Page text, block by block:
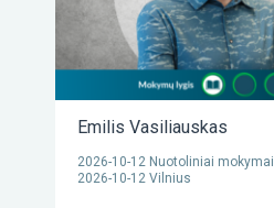
Emilis Vasiliauskas
2026-10-12 Nuotoliniai mokymai
2026-10-12 Vilnius